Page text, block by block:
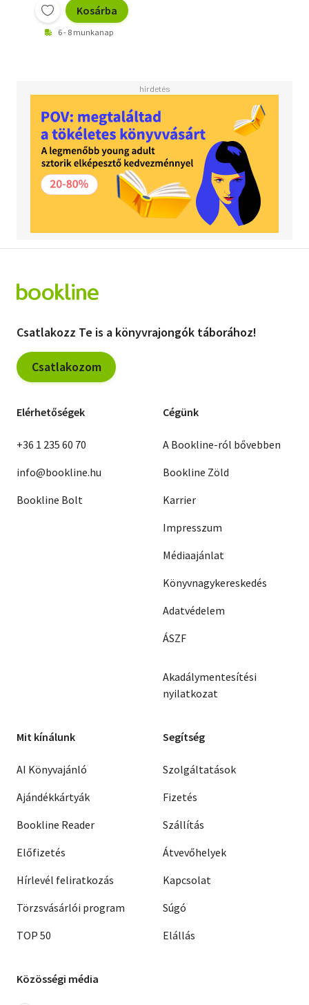
Kosárba
6 - 8 munkanap
Csatlakozz Te is a könyvrajongók táborához!
Csatlakozom
Elérhetőségek
+36 1 235 60 70
info@bookline.hu
Bookline Bolt
Cégünk
A Bookline-ról bővebben
Bookline Zöld
Karrier
Impresszum
Médiaajánlat
Könyvnagykereskedés
Adatvédelem
ÁSZF
Akadálymentesítési
nyilatkozat
Mit kínálunk
AI Könyvajánló
Ajándékkártyák
Bookline Reader
Előfizetés
Hírlevél feliratkozás
Törzsvásárlói program
TOP 50
Segítség
Szolgáltatások
Fizetés
Szállítás
Átvevőhelyek
Kapcsolat
Súgó
Elállás
Közösségi média